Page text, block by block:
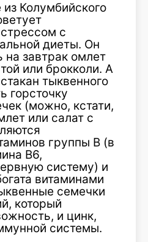
Колумбийского
с
диеты. Он
на завтрак омлет
или брокколи. А
тыквенного
горсточку
(можно, кстати,
или салат с
группы В (в
В6,
систему) и
витаминами
семечки
который
и цинк,
системы.